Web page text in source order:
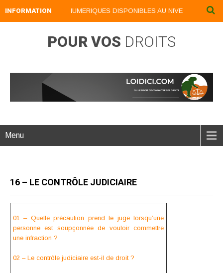
INFORMATION
NOS LIVRES NUMERIQUES DISPONIBLES AU NIVEAU DU
POUR VOS DROITS
Menu
16 – LE CONTRÔLE JUDICIAIRE
01 – Quelle précaution prend le juge lorsqu’une
personne est soupçonnée de vouloir commettre
une infraction ?
02 – Le contrôle judiciaire est-il de droit ?